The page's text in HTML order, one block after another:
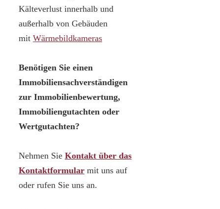
Kälteverlust innerhalb und
außerhalb von Gebäuden
mit Wärmebildkameras
Benötigen Sie einen
Immobiliensachverständigen
zur Immobilienbewertung,
Immobiliengutachten oder
Wertgutachten?
Nehmen Sie Kontakt über das
Kontaktformular mit uns auf
oder rufen Sie uns an.